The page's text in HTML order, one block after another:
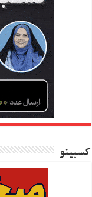
کسبینو